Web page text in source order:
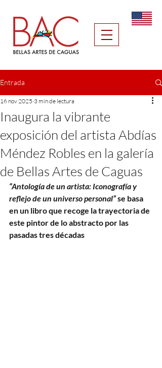
Entrada
Inaugura la vibrante
exposición del artista Abdías
Méndez Robles en la galería
de Bellas Artes de Caguas
16 nov 2025 3 min de lectura
“Antología de un artista: Iconografía y
reflejo de un universo personal” se basa
en un libro que recoge la trayectoria de
este pintor de lo abstracto por las
pasadas tres décadas